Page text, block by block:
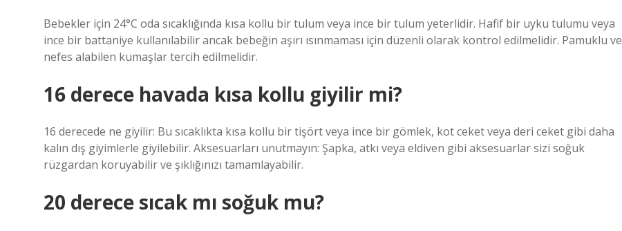
Bebekler için 24°C oda sıcaklığında kısa kollu bir tulum veya ince bir tulum yeterlidir. Hafif bir uyku tulumu veya
ince bir battaniye kullanılabilir ancak bebeğin aşırı ısınmaması için düzenli olarak kontrol edilmelidir. Pamuklu ve
nefes alabilen kumaşlar tercih edilmelidir.
16 derece havada kısa kollu giyilir mi?
16 derecede ne giyilir: Bu sıcaklıkta kısa kollu bir tişört veya ince bir gömlek, kot ceket veya deri ceket gibi daha
kalın dış giyimlerle giyilebilir. Aksesuarları unutmayın: Şapka, atkı veya eldiven gibi aksesuarlar sizi soğuk
rüzgardan koruyabilir ve şıklığınızı tamamlayabilir.
20 derece sıcak mı soğuk mu?